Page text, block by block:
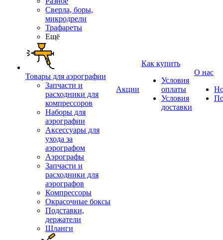
Сверла, боры,
микродрели
Трафареты
Ещё
Товары для аэрографии
Запчасти и
расходники для
компрессоров
Наборы для
аэрографии
Аксессуары для
ухода за
аэрографом
Аэрографы
Запчасти и
расходники для
аэрографов
Компрессоры
Окрасочные боксы
Подставки,
держатели
Шланги
Акции
Как купить
Условия
оплаты
Условия
доставки
О нас